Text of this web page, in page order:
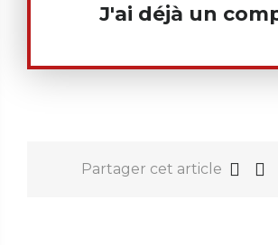
J'ai déjà un
Partager cet article